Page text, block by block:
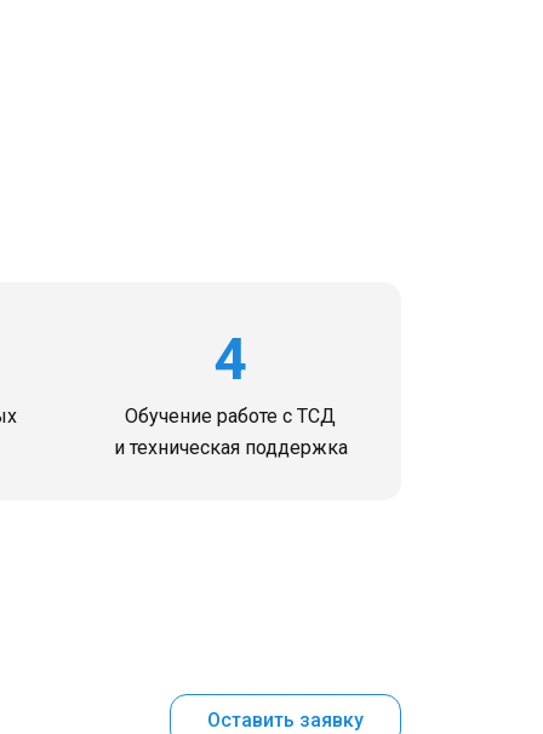
4
Обучение работе с ТСД
и техническая поддержка
Оставить заявку